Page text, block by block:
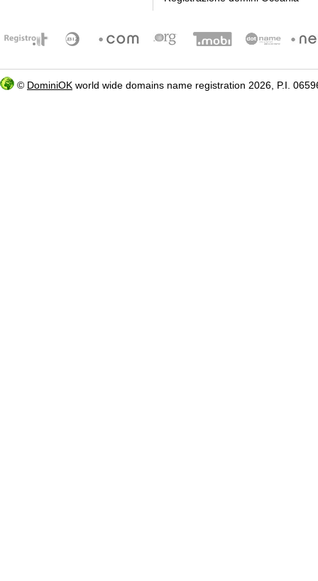
© DominiOK world wide domains name registration 2026, P.I.